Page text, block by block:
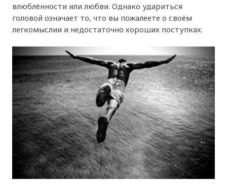
влюблённости или любви. Однако удариться
головой означает то, что вы пожалеете о своём
легкомыслии и недостаточно хороших поступках.